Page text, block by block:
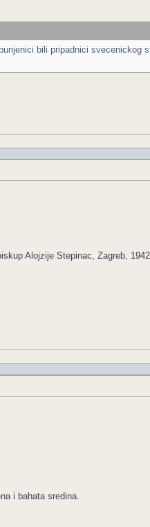
bili pripadnici
Alojzije Stepinac, Zagreb,
i bahata sredina.